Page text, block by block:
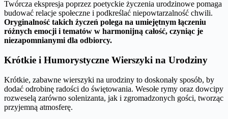
Twórcza ekspresja poprzez poetyckie życzenia urodzinowe pomaga
budować relacje społeczne i podkreślać niepowtarzalność chwili.
Oryginalność takich życzeń polega na umiejętnym łączeniu
różnych emocji i tematów w harmonijną całość, czyniąc je
niezapomnianymi dla odbiorcy.
Krótkie i Humorystyczne Wierszyki na Urodziny
Krótkie, zabawne wierszyki na urodziny to doskonały sposób, by
dodać odrobinę radości do świętowania. Wesołe rymy oraz dowcipy
rozweselą zarówno solenizanta, jak i zgromadzonych gości, tworząc
przyjemną atmosferę.